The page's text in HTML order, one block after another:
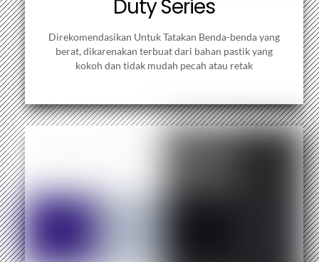
Duty Series
Direkomendasikan Untuk Tatakan Benda-benda yang
berat, dikarenakan terbuat dari bahan pastik yang
kokoh dan tidak mudah pecah atau retak